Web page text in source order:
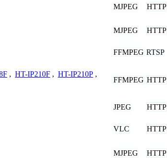
MJPEG HTTP
MJPEG HTTP
FFMPEG RTSP
, HT-IP210F , HT-IP210P ,
FFMPEG HTTP
JPEG HTTP
VLC HTTP
MJPEG HTTP